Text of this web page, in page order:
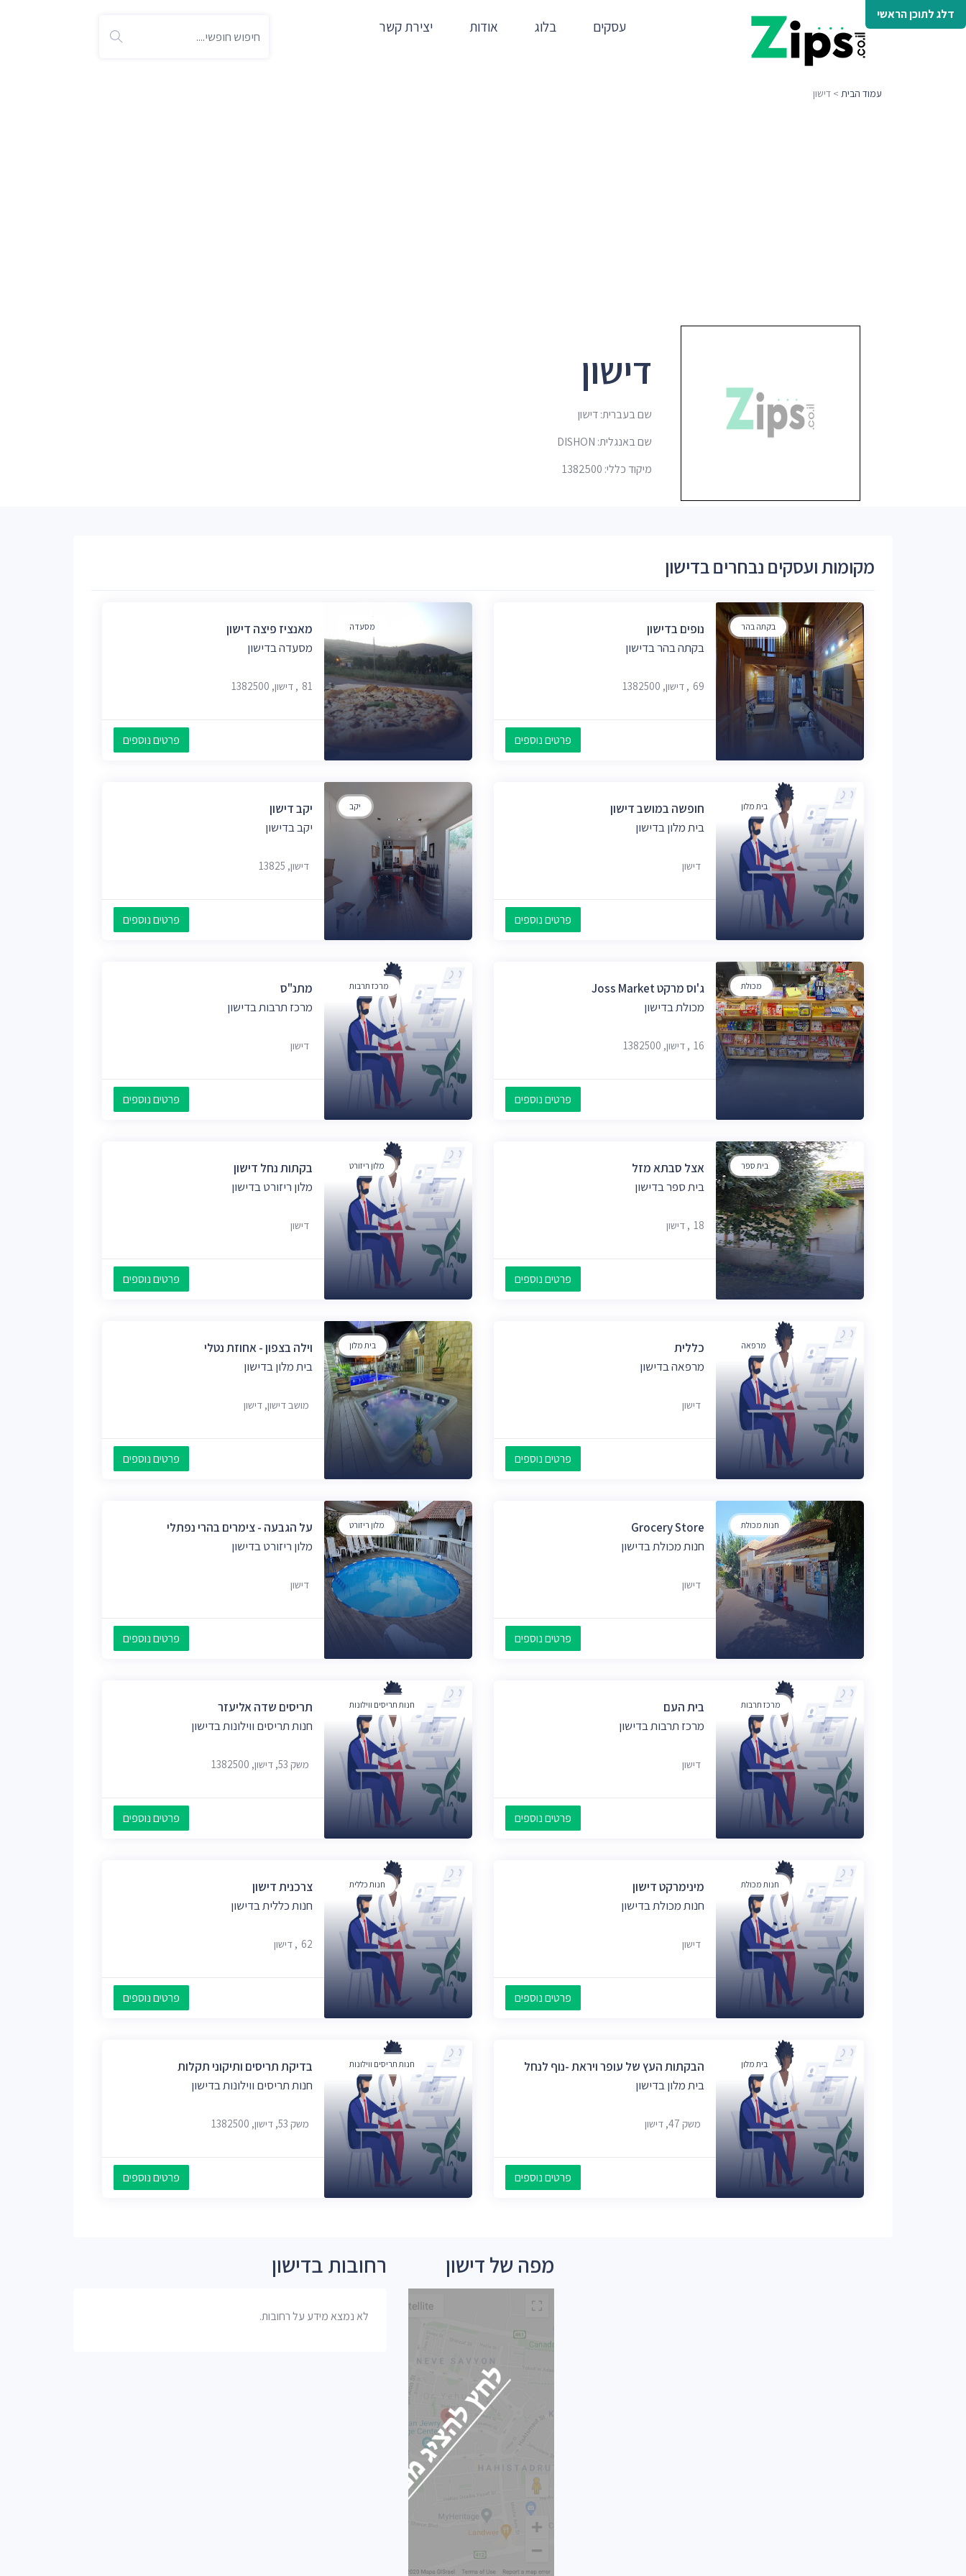
דלג לתוכן הראשי
עסקים בלוג אודות יצירת קשר
עמוד הבית > דישון
דישון
שם בעברית: דישון
שם באנגלית: DISHON
מיקוד כללי: 1382500
מקומות ועסקים נבחרים בדישון
בקתה בהר
נופים בדישון
בקתה בהר בדישון
69, דישון, 1382500
פרטים נוספים
מסעדה
מאנציז פיצה דישון
מסעדה בדישון
81, דישון, 1382500
פרטים נוספים
בית מלון
חופשה במושב דישון
בית מלון בדישון
דישון
פרטים נוספים
יקב
יקב דישון
יקב בדישון
דישון, 13825
פרטים נוספים
מכולת
ג'וס מרקט Joss Market
מכולת בדישון
16, דישון, 1382500
פרטים נוספים
מרכז תרבות
מתנ"ס
מרכז תרבות בדישון
דישון
פרטים נוספים
בית ספר
אצל סבתא מזל
בית ספר בדישון
18, דישון
פרטים נוספים
מלון ריזורט
בקתות נחל דישון
מלון ריזורט בדישון
דישון
פרטים נוספים
מרפאה
כללית
מרפאה בדישון
דישון
פרטים נוספים
בית מלון
וילה בצפון - אחוזת נטלי
בית מלון בדישון
מושב דישון, דישון
פרטים נוספים
חנות מכולת
Grocery Store
חנות מכולת בדישון
דישון
פרטים נוספים
מלון ריזורט
על הגבעה - צימרים בהרי נפתלי
מלון ריזורט בדישון
דישון
פרטים נוספים
מרכז תרבות
בית העם
מרכז תרבות בדישון
דישון
פרטים נוספים
חנות תריסים ווילונות
תריסים שדה אליעזר
חנות תריסים ווילונות בדישון
משק 53, דישון, 1382500
פרטים נוספים
חנות מכולת
מינימרקט דישון
חנות מכולת בדישון
דישון
פרטים נוספים
חנות כללית
צרכנית דישון
חנות כללית בדישון
62, דישון
פרטים נוספים
בית מלון
הבקתות העץ של עופר ויראת -נוף לנחל
בית מלון בדישון
משק 47, דישון
פרטים נוספים
חנות תריסים ווילונות
בדיקת תריסים ותיקוני תקלות
חנות תריסים ווילונות בדישון
משק 53, דישון, 1382500
פרטים נוספים
רחובות בדישון
לא נמצא מידע על רחובות.
מפה של דישון